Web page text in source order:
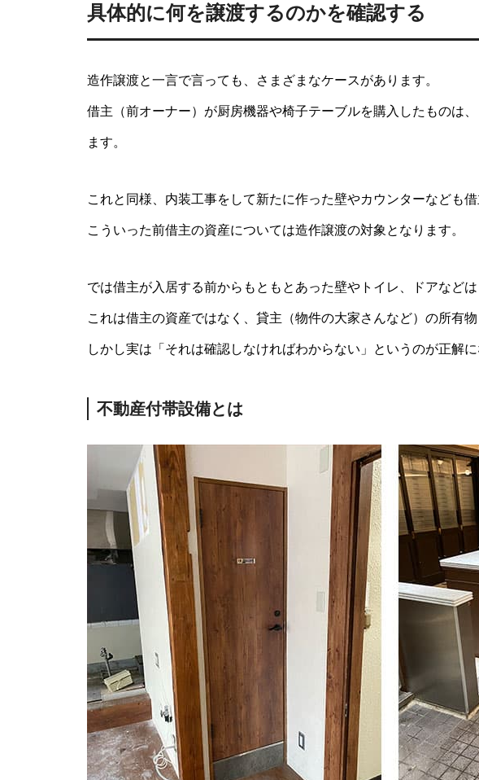
具体的に何を譲渡するのかを確認する
造作譲渡と一言で言っても、さまざまなケースがあります。
借主（前オーナー）が厨房機器や椅子テーブルを購入したものは
ます。
これと同様、内装工事をして新たに作った壁やカウンターなども借
こういった前借主の資産については造作譲渡の対象となります。
では借主が入居する前からもともとあった壁やトイレ、ドアなど
これは借主の資産ではなく、貸主（物件の大家さんなど）の所有物
しかし実は「それは確認しなければわからない」というのが正解に
不動産付帯設備とは